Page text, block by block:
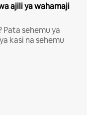
ajili ya wahamaji
sehemu ya
kasi na sehemu